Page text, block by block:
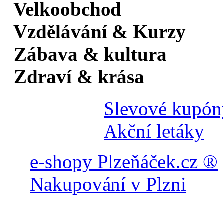
Velkoobchod
Vzdělávání & Kurzy
Zábava & kultura
Zdraví & krása
Slevové
Akční letáky
e-shopy Plzeňáček.cz ®
Nakupování v Plzni